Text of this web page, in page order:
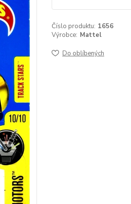
Číslo produktu: 1656
Výrobce: Mattel
Do oblíbených